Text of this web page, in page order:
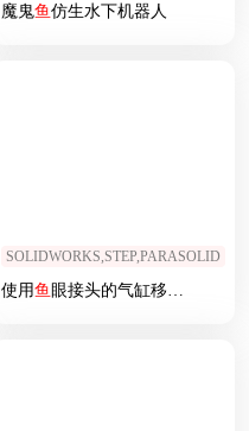
魔鬼鱼仿生水下机器人
SOLIDWORKS,STEP,PARASOLID
使用鱼眼接头的气缸移载机构